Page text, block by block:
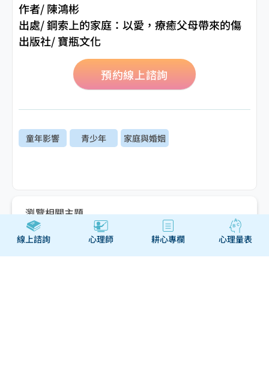
作者/ 陳鴻彬
出處/ 鋼索上的家庭：以愛，療癒父母帶來的傷
出版社/ 寶瓶文化
預約線上諮詢
童年影響 青少年 家庭與婚姻
瀏覽相關主題
線上諮詢 心理師 耕心專欄 心理量表